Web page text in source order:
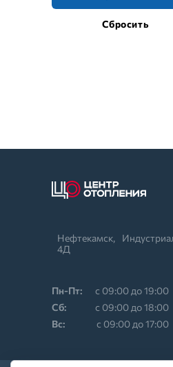
4Д
Пн-Пт:
с 09:00 до 19:00
Cб:
с 09:00 до 18:00
Вс:
с 09:00 до 17:00